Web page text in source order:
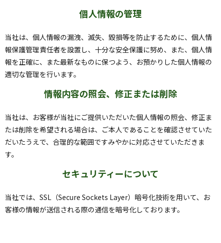
個人情報の管理
当社は、個人情報の漏洩、滅失、毀損等を防止するために、個人情
報保護管理責任者を設置し、十分な安全保護に努め、また、個人情
報を正確に、また最新なものに保つよう、お預かりした個人情報の
適切な管理を行います。
情報内容の照会、修正または削除
当社は、お客様が当社にご提供いただいた個人情報の照会、修正ま
たは削除を希望される場合は、ご本人であることを確認させていた
だいたうえで、合理的な範囲ですみやかに対応させていただきま
す。
セキュリティーについて
当社では、SSL（Secure Sockets Layer）暗号化技術を用いて、お
客様の情報が送信される際の通信を暗号化しております。